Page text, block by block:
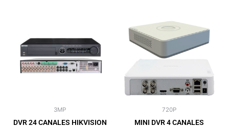
3MP
DVR 24 CANALES HIKVISION
720P
MINI DVR 4 CANALES